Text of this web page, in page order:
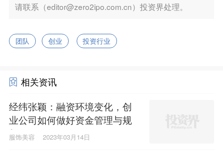
请联系（editor@zero2ipo.com.cn）投资界处理。
团队 创业 投资行业
相关资讯
经纬张颖：融资环境变化，创
业公司如何做好资金管理与规
划？
服饰美容 2023年03月14日